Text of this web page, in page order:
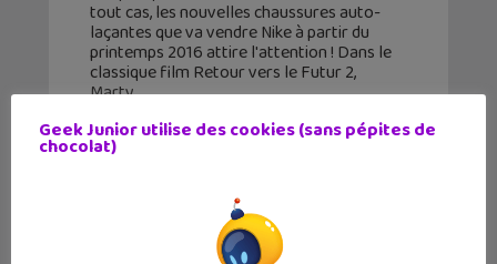
tout cas, les nouvelles chaussures auto-
laçantes que va vendre Nike à partir du
printemps 2016 attire l'attention ! Dans le
classique film Retour vers le Futur 2,
Marty
Geek Junior utilise des cookies (sans pépites de
chocolat)